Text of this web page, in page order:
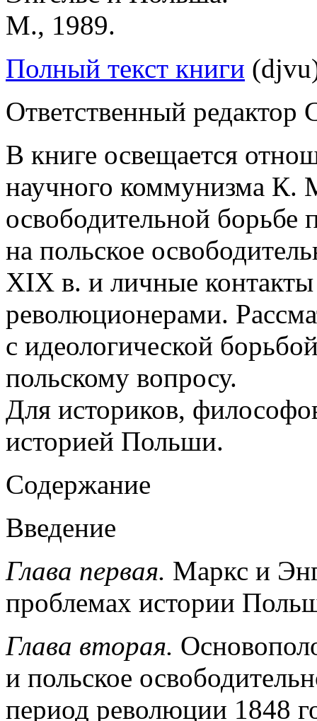
Полный текст книги
Ответственный
В книге освещается
научного коммунизма К.
освободительной борьбе
на польское
XIX в. и личные
революционерами.
с идеологической
польскому вопросу.
Для историков,
историей Польши.
Содержание
Введение
Глава первая. Маркс и
проблемах истории
Глава вторая.
и польское
период революции 1848